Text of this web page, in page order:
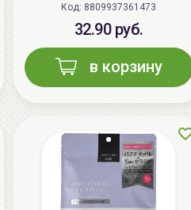
Код: 8809937361473
32.90 руб.
в корзину